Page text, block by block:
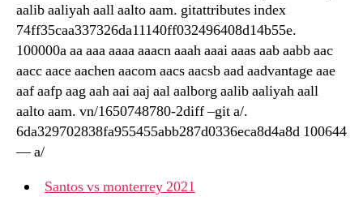
aalib aaliyah aall aalto aam. gitattributes index
74ff35caa337326da11140ff032496408d14b55e.
100000a aa aaa aaaa aaacn aaah aaai aaas aab aabb aac
aacc aace aachen aacom aacs aacsb aad aadvantage aae
aaf aafp aag aah aai aaj aal aalborg aalib aaliyah aall
aalto aam. vn/1650748780-2diff –git a/.
6da329702838fa955455abb287d0336eca8d4a8d 100644
— a/
Santos vs monterrey 2021